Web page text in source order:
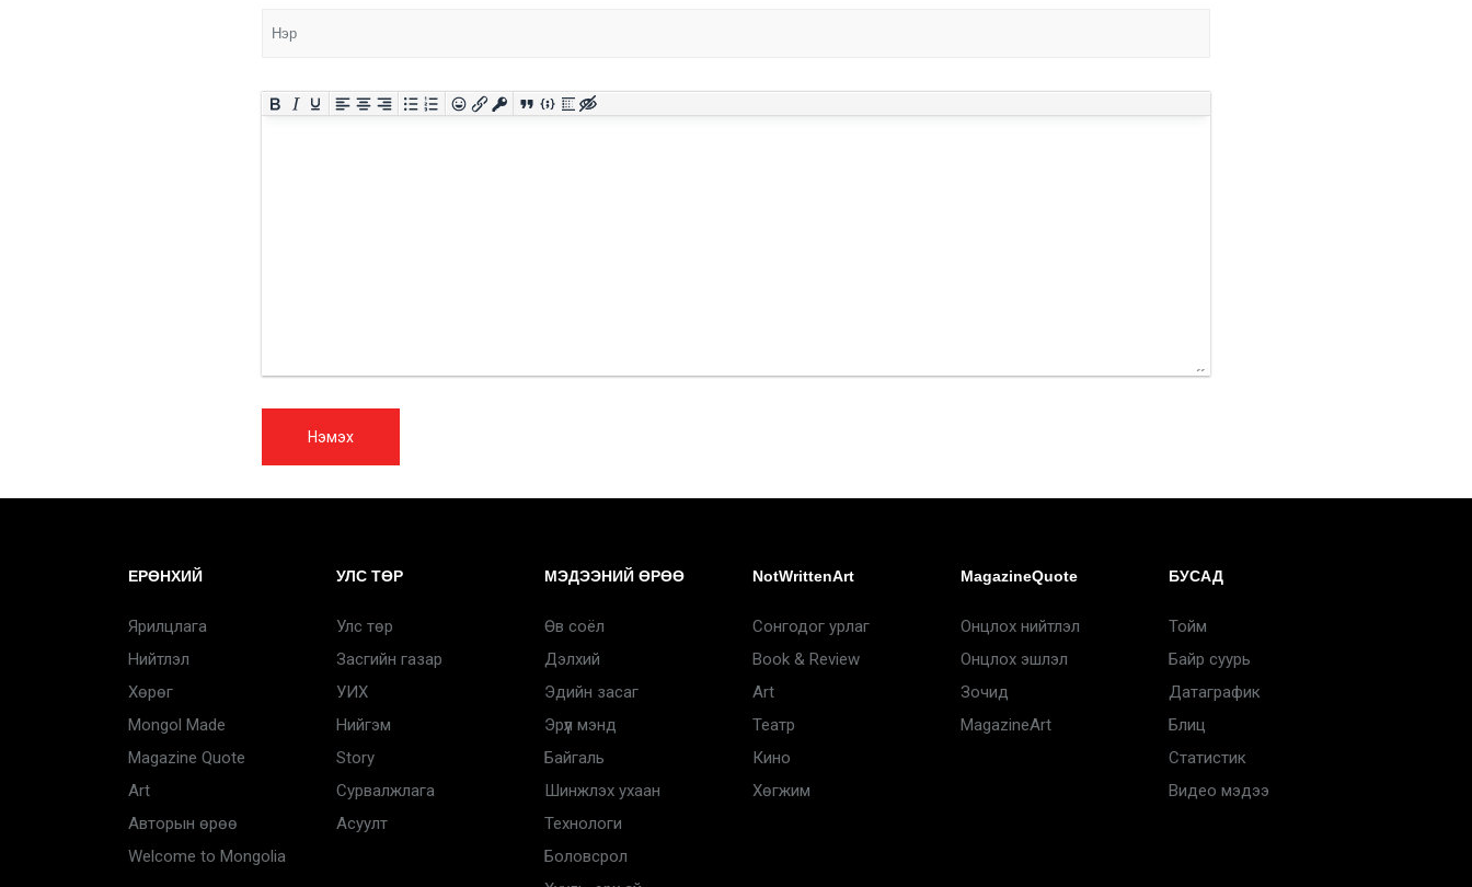
Нэмэх
ЕРӨНХИЙ
Ярилцлага
Нийтлэл
Хөрөг
Mongol Made
Magazine Quote
Art
Авторын өрөө
Welcome to Mongolia
УЛС ТӨР
Улс төр
Засгийн газар
УИХ
Нийгэм
Story
Сурвалжлага
Асуулт
МЭДЭЭНИЙ ӨРӨӨ
Өв соёл
Дэлхий
Эдийн засаг
Эрүүл мэнд
Байгаль
Шинжлэх ухаан
Технологи
Боловсрол
NotWrittenArt
Сонгодог урлаг
Book & Review
Art
Театр
Кино
Хөгжим
MagazineQuote
Онцлох нийтлэл
Онцлох эшлэл
Зочид
MagazineArt
БУСАД
Тойм
Байр суурь
Датаграфик
Блиц
Статистик
Видео мэдээ